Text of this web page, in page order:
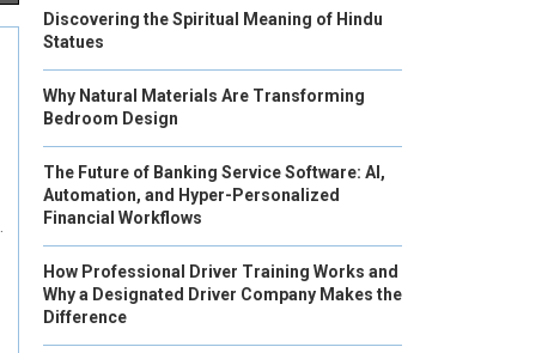
Discovering the Spiritual Meaning of Hindu
Statues
Why Natural Materials Are Transforming
Bedroom Design
The Future of Banking Service Software: AI,
Automation, and Hyper-Personalized
Financial Workflows
How Professional Driver Training Works and
Why a Designated Driver Company Makes the
Difference